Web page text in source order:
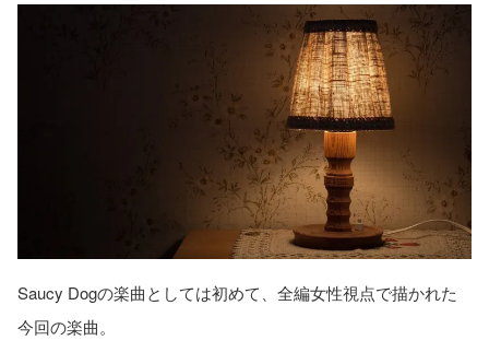
Saucy Dogの楽曲としては初めて、全編女性視点で描かれた
今回の楽曲。